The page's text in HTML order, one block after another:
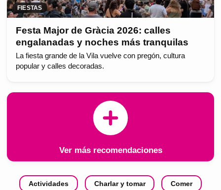
FIESTAS
Festa Major de Gràcia 2026: calles
engalanadas y noches más tranquilas
La fiesta grande de la Vila vuelve con pregón, cultura
popular y calles decoradas.
Ver más recomendaciones
Actividades Charlar y tomar Comer